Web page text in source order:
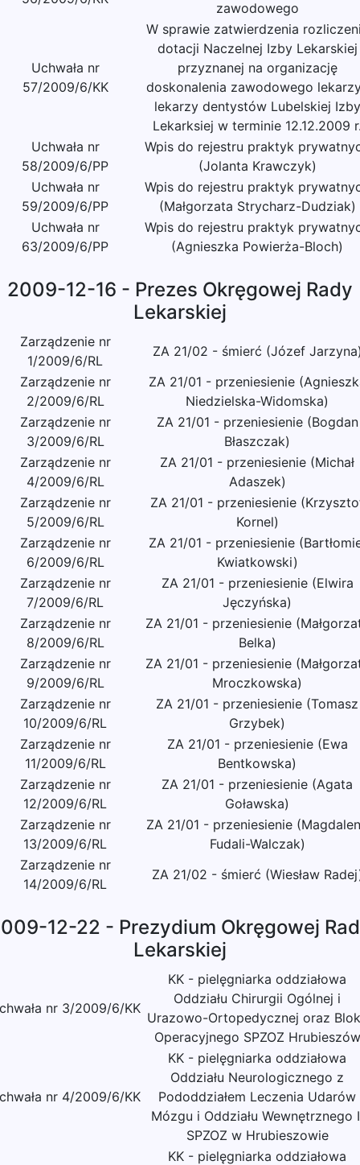
zawodowego
Uchwała nr
57/2009/6/KK
W sprawie zatwierdzenia
dotacji Naczelnej Izby Lekarskiej
przyznanej na organizację
doskonalenia zawodowego
lekarzy dentystów Lubelskiej Izby
Lekarksiej w terminie 12.12.2009
Uchwała nr
58/2009/6/PP
Wpis do rejestru praktyk
(Jolanta Krawczyk)
Uchwała nr
59/2009/6/PP
Wpis do rejestru praktyk
(Małgorzata Strycharz-Dudziak)
Uchwała nr
63/2009/6/PP
Wpis do rejestru praktyk
(Agnieszka Powierża-Bloch)
2009-12-16 - Prezes Okręgowej Rady
Lekarskiej
Zarządzenie nr
1/2009/6/RL
ZA 21/02 - śmierć (Józef
Zarządzenie nr
2/2009/6/RL
ZA 21/01 - przeniesienie
Niedzielska-Widomska)
Zarządzenie nr
3/2009/6/RL
ZA 21/01 - przeniesienie (Bogdan
Błaszczak)
Zarządzenie nr
4/2009/6/RL
ZA 21/01 - przeniesienie (Michał
Adaszek)
Zarządzenie nr
5/2009/6/RL
ZA 21/01 - przeniesienie
Kornel)
Zarządzenie nr
6/2009/6/RL
ZA 21/01 - przeniesienie
Kwiatkowski)
Zarządzenie nr
7/2009/6/RL
ZA 21/01 - przeniesienie (Elwira
Jęczyńska)
Zarządzenie nr
8/2009/6/RL
ZA 21/01 - przeniesienie
Belka)
Zarządzenie nr
9/2009/6/RL
ZA 21/01 - przeniesienie
Mroczkowska)
Zarządzenie nr
10/2009/6/RL
ZA 21/01 - przeniesienie (Tomasz
Grzybek)
Zarządzenie nr
11/2009/6/RL
ZA 21/01 - przeniesienie (Ewa
Bentkowska)
Zarządzenie nr
12/2009/6/RL
ZA 21/01 - przeniesienie (Agata
Goławska)
Zarządzenie nr
13/2009/6/RL
ZA 21/01 - przeniesienie
Fudali-Walczak)
Zarządzenie nr
14/2009/6/RL
ZA 21/02 - śmierć (Wiesław
12-22 - Prezydium Okręgowej
Lekarskiej
nr 3/2009/6/KK
KK - pielęgniarka oddziałowa
Oddziału Chirurgii Ogólnej i
Urazowo-Ortopedycznej oraz
Operacyjnego SPZOZ Hrubieszów
nr 4/2009/6/KK
KK - pielęgniarka oddziałowa
Oddziału Neurologicznego z
Pododdziałem Leczenia Udarów
Mózgu i Oddziału Wewnętrznego
SPZOZ w Hrubieszowie
KK - pielęgniarka oddziałowa